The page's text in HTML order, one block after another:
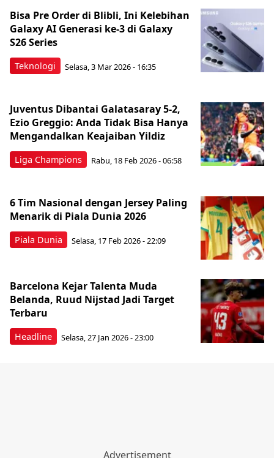
Teknologi
Bisa Pre Order di Blibli, Ini Kelebihan
Galaxy AI Generasi ke-3 di Galaxy
S26 Series
Selasa, 3 Mar 2026 - 16:35
Liga Champions
Juventus Dibantai Galatasaray 5-2,
Ezio Greggio: Anda Tidak Bisa Hanya
Mengandalkan Keajaiban Yildiz
Rabu, 18 Feb 2026 - 06:58
Piala Dunia
6 Tim Nasional dengan Jersey Paling
Menarik di Piala Dunia 2026
Selasa, 17 Feb 2026 - 22:09
Headline
Barcelona Kejar Talenta Muda
Belanda, Ruud Nijstad Jadi Target
Terbaru
Selasa, 27 Jan 2026 - 23:00